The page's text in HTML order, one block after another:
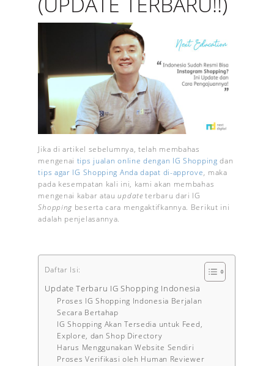
Jika di artikel sebelumnya, telah membahas
mengenai tips jualan online dengan IG Shopping dan
tips agar IG Shopping Anda dapat di-approve, maka
pada kesempatan kali ini, kami akan membahas
mengenai kabar atauupdateterbaru dari IG
Shopping beserta cara mengaktifkannya. Berikut ini
adalah penjelasannya.
Daftar Isi:
Update Terbaru IG Shopping Indonesia
Proses IG Shopping Indonesia Berjalan
Secara Bertahap
IG Shopping Akan Tersedia untuk Feed,
Explore, dan Shop Directory
Harus Menggunakan Website Sendiri
Proses Verifikasi oleh Human Reviewer